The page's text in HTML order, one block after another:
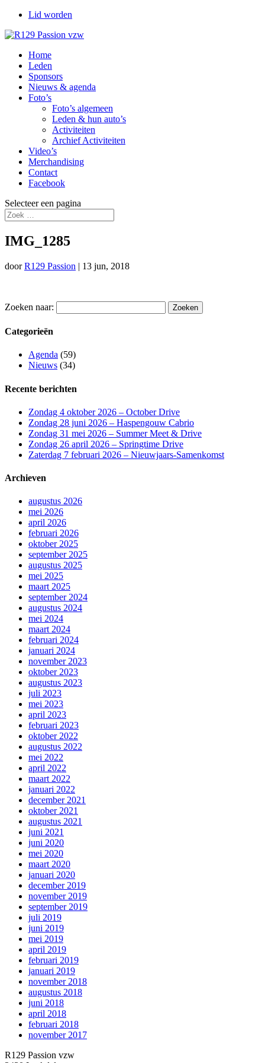
Lid worden
Home
Leden
Sponsors
Nieuws & agenda
Foto’s
Foto’s algemeen
Leden & hun auto’s
Activiteiten
Archief Activiteiten
Video’s
Merchandising
Contact
Facebook
Selecteer een pagina
IMG_1285
doorR129 Passion | 13 jun, 2018
Zoeken naar:
Categorieën
Agenda (59)
Nieuws (34)
Recente berichten
Zondag 4 oktober 2026 – October Drive
Zondag 28 juni 2026 – Haspengouw Cabrio
Zondag 31 mei 2026 – Summer Meet & Drive
Zondag 26 april 2026 – Springtime Drive
Zaterdag 7 februari 2026 – Nieuwjaars-Samenkomst
Archieven
augustus 2026
mei 2026
april 2026
februari 2026
oktober 2025
september 2025
augustus 2025
mei 2025
maart 2025
september 2024
augustus 2024
mei 2024
maart 2024
februari 2024
januari 2024
november 2023
oktober 2023
augustus 2023
juli 2023
mei 2023
april 2023
februari 2023
oktober 2022
augustus 2022
mei 2022
april 2022
maart 2022
januari 2022
december 2021
oktober 2021
augustus 2021
juni 2021
juni 2020
mei 2020
maart 2020
januari 2020
december 2019
november 2019
september 2019
juli 2019
juni 2019
mei 2019
april 2019
februari 2019
januari 2019
november 2018
augustus 2018
juni 2018
april 2018
februari 2018
november 2017
R129 Passion vzw